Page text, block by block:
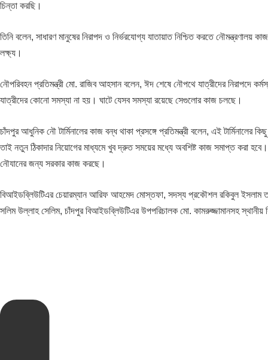
চিন্তা করছি।
তিনি বলেন, সাধারণ মানুষের নিরাপদ ও নির্ভরযোগ্য যাতায়াত নিশ্চিত করতে
লক্ষ্য।
নৌপরিবহন প্রতিমন্ত্রী মো. রাজিব আহসান বলেন, ঈদ শেষে নৌপথে যাত্রীদের নিরাপদে
যাত্রীদের কোনো সমস্যা না হয়। ঘাটে যেসব সমস্যা রয়েছে সেগুলোর কাজ চলছে।
চাঁদপুর আধুনিক নৌ টার্মিনালের কাজ বন্ধ থাকা প্রসঙ্গে প্রতিমন্ত্রী বলেন, এই
তাই নতুন ঠিকাদার নিয়োগের মাধ্যমে খুব দ্রুত সময়ের মধ্যে অবশিষ্ট কাজ সমাপ্ত করা
নৌযানের জন্য সরকার কাজ করছে।
বিআইডব্লিউটিএর চেয়ারম্যান আরিফ আহমেদ মোস্তফা, সদস্য প্রকৌশল রকিবুল ইসলাম
সলিম উল্লাহ সেলিম, চাঁদপুর বিআইডব্লিউটিএর উপপরিচালক মো. কামরুজ্জামানসহ